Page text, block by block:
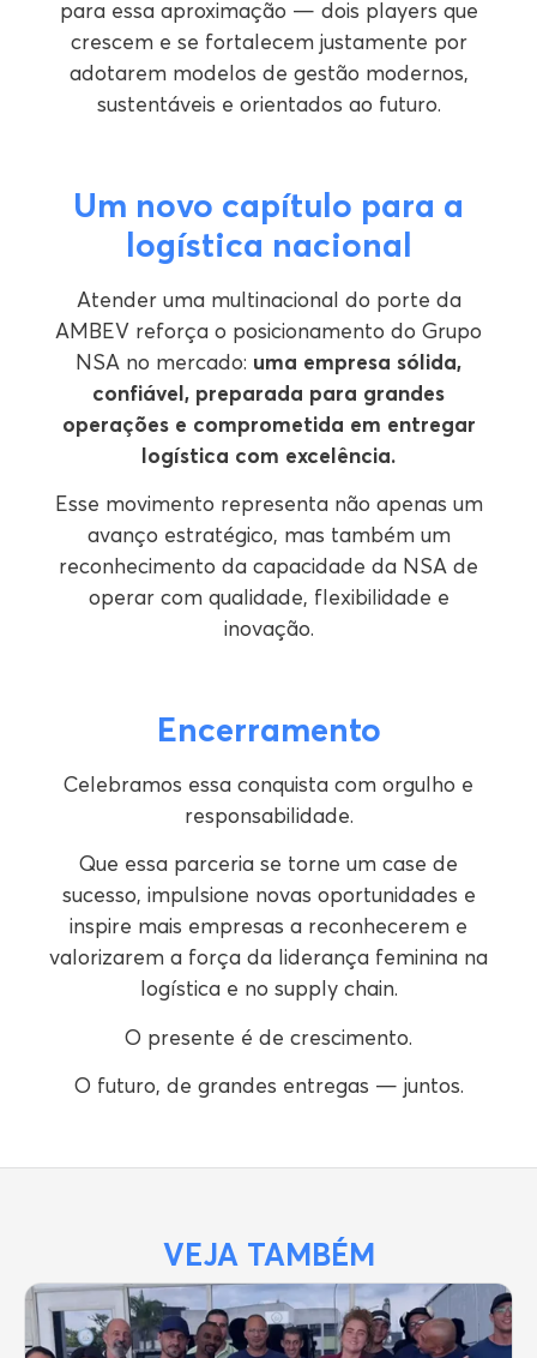
para essa aproximação — dois players que
crescem e se fortalecem justamente por
adotarem modelos de gestão modernos,
sustentáveis e orientados ao futuro.
Um novo capítulo para a
logística nacional
Atender uma multinacional do porte da
AMBEV reforça o posicionamento do Grupo
NSA no mercado: uma empresa sólida,
confiável, preparada para grandes
operações e comprometida em entregar
logística com excelência.
Esse movimento representa não apenas um
avanço estratégico, mas também um
reconhecimento da capacidade da NSA de
operar com qualidade, flexibilidade e
inovação.
Encerramento
Celebramos essa conquista com orgulho e
responsabilidade.
Que essa parceria se torne um case de
sucesso, impulsione novas oportunidades e
inspire mais empresas a reconhecerem e
valorizarem a força da liderança feminina na
logística e no supply chain.
O presente é de crescimento.
O futuro, de grandes entregas — juntos.
VEJA TAMBÉM